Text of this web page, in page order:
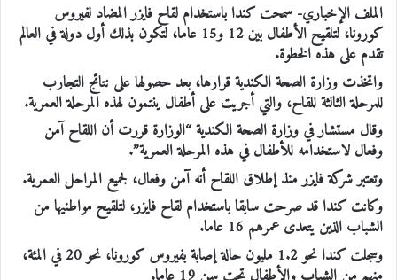
الملف الإخباري- سمحت كندا باستخدام لقاح فايزر المضاد لفيروس
كورونا، لتلقيح الأطفال بين 12 و15 عاما، لتكون بذلك أول دولة في العالم
تقدم على هذه الخطوة.
واتخذت وزارة الصحة الكندية قرارها، بعد حصولها على نتائج التجارب
للمرحلة الثالثة للقاح، والتي أجريت على أطفال ينتمون لهذه المرحلة العمرية.
وقال مستشار في وزارة الصحة الكندية “الوزارة قررت أن اللقاح آمن
وفعال لاستخدامه للأطفال في هذه المرحلة العمرية”.
وتعتبر شركة فايزر منذ إطلاق اللقاح أنه آمن وفعال، لجميع المراحل العمرية.
وكانت كندا قد صرحت سابقا باستخدام لقاح فايزر، لتلقيح مواطنيها من
الشباب الذين يتعدى عمرهم 16 عاما.
وسجلت كندا نحو 1.2 مليون حالة إصابة بفيروس كورونا، نحو 20 في المئة،